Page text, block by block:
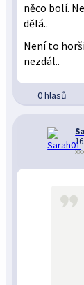
něco bolí.
dělá..
Není to
nezdál..
0 hlasů